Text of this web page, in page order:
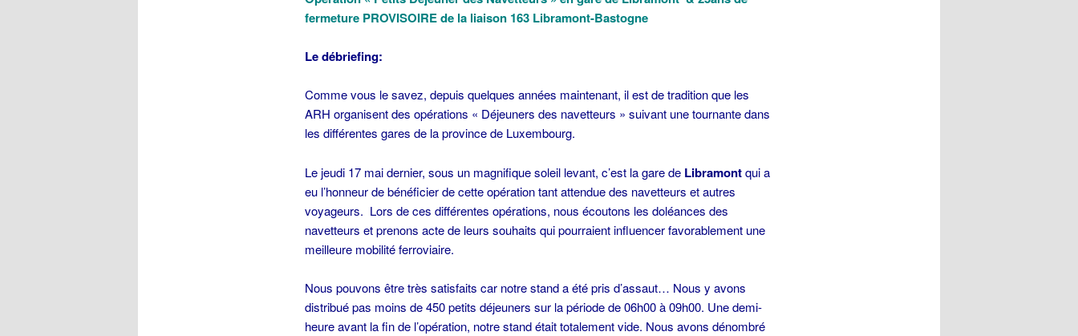
fermeture PROVISOIRE de la liaison 163 Libramont-Bastogne
Le débriefing:
Comme vous le savez, depuis quelques années maintenant, il est de tradition que les
ARH organisent des opérations « Déjeuners des navetteurs » suivant une tournante dans
les différentes gares de la province de Luxembourg.
Le jeudi 17 mai dernier, sous un magnifique soleil levant, c’est la gare deLibramontqui a
eu l’honneur de bénéficier de cette opération tant attendue des navetteurs et autres
voyageurs. Lors de ces différentes opérations, nous écoutons les doléances des
navetteurs et prenons acte de leurs souhaits qui pourraient influencer favorablement une
meilleure mobilité ferroviaire.
Nous pouvons être très satisfaits car notre stand a été pris d’assaut… Nous y avons
distribué pas moins de 450 petits déjeuners sur la période de 06h00 à 09h00. Une demi-
heure avant la fin de l’opération, notre stand était totalement vide. Nous avons dénombré